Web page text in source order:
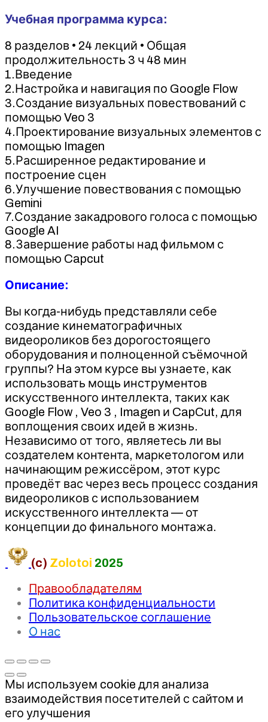
Учебная программа курса:
8 разделов • 24 лекций • Общая
продолжительность 3 ч 48 мин
1.Введение
2.Настройка и навигация по Google Flow
3.Создание визуальных повествований с
помощью Veo 3
4.Проектирование визуальных элементов с
помощью Imagen
5.Расширенное редактирование и
построение сцен
6.Улучшение повествования с помощью
Gemini
7.Создание закадрового голоса с помощью
Google AI
8.Завершение работы над фильмом с
помощью Capcut
Описание:
Вы когда-нибудь представляли себе
создание кинематографичных
видеороликов без дорогостоящего
оборудования и полноценной съёмочной
группы? На этом курсе вы узнаете, как
использовать мощь инструментов
искусственного интеллекта, таких как
Google Flow , Veo 3 , Imagen и CapCut, для
воплощения своих идей в жизнь.
Независимо от того, являетесь ли вы
создателем контента, маркетологом или
начинающим режиссёром, этот курс
проведёт вас через весь процесс создания
видеороликов с использованием
искусственного интеллекта — от
концепции до финального монтажа.
(c) Zolotoi 2025
Правообладателям
Политика конфиденциальности
Пользовательское соглашение
О нас
Мы используем cookie для анализа
взаимодействия посетителей с сайтом и
его улучшения